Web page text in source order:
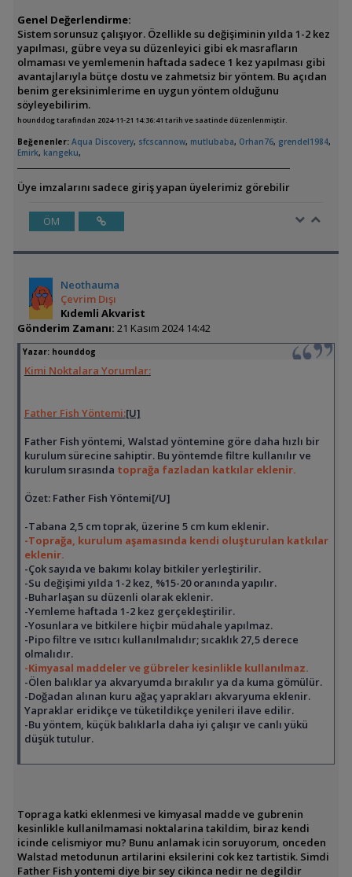
Genel Değerlendirme:
Sistem sorunsuz çalışıyor. Özellikle su değişiminin yılda 1-2 kez
yapılması, gübre veya su düzenleyici gibi ek masrafların
olmaması ve yemlemenin haftada sadece 1 kez yapılması gibi
avantajlarıyla bütçe dostu ve zahmetsiz bir yöntem. Bu açıdan
benim gereksinimlerime en uygun yöntem olduğunu
söyleyebilirim.
hounddog tarafından 2024-11-21 14:36:41 tarih ve saatinde düzenlenmiştir.
Beğenenler: Aqua Discovery, sfcscannow, mutlubaba, Orhan76, grendel1984,
Emirk, kangeku,
Üye imzalarını sadece giriş yapan üyelerimiz görebilir
ÖM
Neothauma
Çevrim Dışı
Kıdemli Akvarist
Gönderim Zamanı: 21 Kasım 2024 14:42
Yazar: hounddog
Kimi Noktalara Yorumlar:
Father Fish Yöntemi:[U]
Father Fish yöntemi, Walstad yöntemine göre daha hızlı bir
kurulum sürecine sahiptir. Bu yöntemde filtre kullanılır ve
kurulum sırasında toprağa fazladan katkılar eklenir.
Özet: Father Fish Yöntemi[/U]
-Tabana 2,5 cm toprak, üzerine 5 cm kum eklenir.
-Toprağa, kurulum aşamasında kendi oluşturulan katkılar
eklenir.
-Çok sayıda ve bakımı kolay bitkiler yerleştirilir.
-Su değişimi yılda 1-2 kez, %15-20 oranında yapılır.
-Buharlaşan su düzenli olarak eklenir.
-Yemleme haftada 1-2 kez gerçekleştirilir.
-Yosunlara ve bitkilere hiçbir müdahale yapılmaz.
-Pipo filtre ve ısıtıcı kullanılmalıdır; sıcaklık 27,5 derece
olmalıdır.
-Kimyasal maddeler ve gübreler kesinlikle kullanılmaz.
-Ölen balıklar ya akvaryumda bırakılır ya da kuma gömülür.
-Doğadan alınan kuru ağaç yaprakları akvaryuma eklenir.
Yapraklar eridikçe ve tüketildikçe yenileri ilave edilir.
-Bu yöntem, küçük balıklarla daha iyi çalışır ve canlı yükü
düşük tutulur.
Topraga katki eklenmesi ve kimyasal madde ve gubrenin
kesinlikle kullanilmamasi noktalarina takildim, biraz kendi
icinde celismiyor mu? Bunu anlamak icin soruyorum, onceden
Walstad metodunun artilarini eksilerini cok kez tartistik. Simdi
Father Fish yontemi diye bir sey cikinca nedir ne degildir